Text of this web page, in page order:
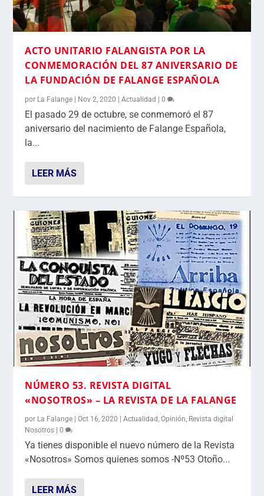
ACTO UNITARIO FALANGISTA POR LA
CONMEMORACIÓN DEL 87 ANIVERSARIO DE
LA FUNDACIÓN DE FALANGE ESPAÑOLA
por La Falange | Nov 2, 2020 |Actualidad |0
El pasado 29 de octubre, se conmemoró el 87
aniversario del nacimiento de Falange Española,
la...
LEER MÁS
NÚMERO 53. REVISTA DIGITAL
«NOSOTROS» – LA REVISTA DE LA FALANGE
por La Falange |Oct 16, 2020 |Actualidad,Opinión, Revista digital
Nosotros |0
Ya tienes disponible el nuevo número de la Revista
«Nosotros» Somos quienes somos -Nº53 Otoño...
LEER MÁS